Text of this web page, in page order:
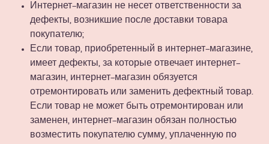
Интернет-магазин не несет ответственности за
дефекты, возникшие после доставки товара
покупателю;
Если товар, приобретенный в интернет-магазине,
имеет дефекты, за которые отвечает интернет-
магазин, интернет-магазин обязуется
отремонтировать или заменить дефектный товар.
Если товар не может быть отремонтирован или
заменен, интернет-магазин обязан полностью
возместить покупателю сумму, уплаченную по